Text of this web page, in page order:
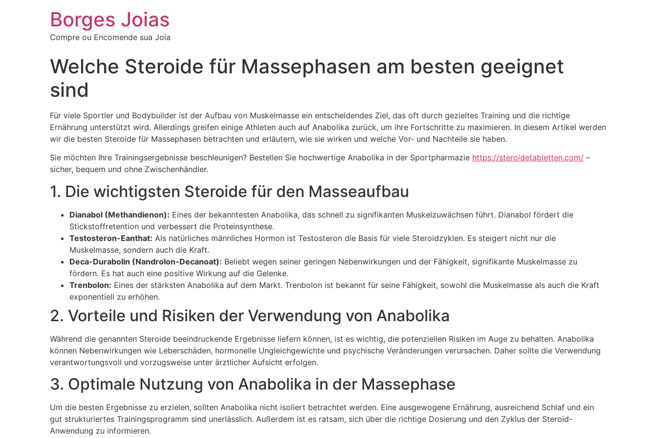
Borges Joias
Compre ou Encomende sua Joia
Welche Steroide für Massephasen am besten geeignet
sind
Für viele Sportler und Bodybuilder ist der Aufbau von Muskelmasse ein entscheidendes Ziel, das oft durch gezieltes Training und die richtige
Ernährung unterstützt wird. Allerdings greifen einige Athleten auch auf Anabolika zurück, um ihre Fortschritte zu maximieren. In diesem Artikel werden
wir die besten Steroide für Massephasen betrachten und erläutern, wie sie wirken und welche Vor- und Nachteile sie haben.
Sie möchten Ihre Trainingsergebnisse beschleunigen? Bestellen Sie hochwertige Anabolika in der Sportpharmazie https://steroidetabletten.com/ –
sicher, bequem und ohne Zwischenhändler.
1. Die wichtigsten Steroide für den Masseaufbau
Dianabol (Methandienon): Eines der bekanntesten Anabolika, das schnell zu signifikanten Muskelzuwächsen führt. Dianabol fördert die
Stickstoffretention und verbessert die Proteinsynthese.
Testosteron-Eanthat: Als natürliches männliches Hormon ist Testosteron die Basis für viele Steroidzyklen. Es steigert nicht nur die
Muskelmasse, sondern auch die Kraft.
Deca-Durabolin (Nandrolon-Decanoat): Beliebt wegen seiner geringen Nebenwirkungen und der Fähigkeit, signifikante Muskelmasse zu
fördern. Es hat auch eine positive Wirkung auf die Gelenke.
Trenbolon: Eines der stärksten Anabolika auf dem Markt. Trenbolon ist bekannt für seine Fähigkeit, sowohl die Muskelmasse als auch die Kraft
exponentiell zu erhöhen.
2. Vorteile und Risiken der Verwendung von Anabolika
Während die genannten Steroide beeindruckende Ergebnisse liefern können, ist es wichtig, die potenziellen Risiken im Auge zu behalten. Anabolika
können Nebenwirkungen wie Leberschäden, hormonelle Ungleichgewichte und psychische Veränderungen verursachen. Daher sollte die Verwendung
verantwortungsvoll und vorzugsweise unter ärztlicher Aufsicht erfolgen.
3. Optimale Nutzung von Anabolika in der Massephase
Um die besten Ergebnisse zu erzielen, sollten Anabolika nicht isoliert betrachtet werden. Eine ausgewogene Ernährung, ausreichend Schlaf und ein
gut strukturiertes Trainingsprogramm sind unerlässlich. Außerdem ist es ratsam, sich über die richtige Dosierung und den Zyklus der Steroid-
Anwendung zu informieren.